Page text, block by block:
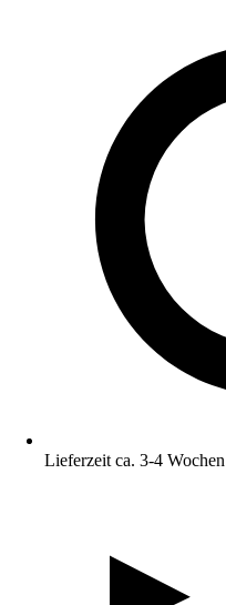
Lieferzeit ca. 3-4 Wochen